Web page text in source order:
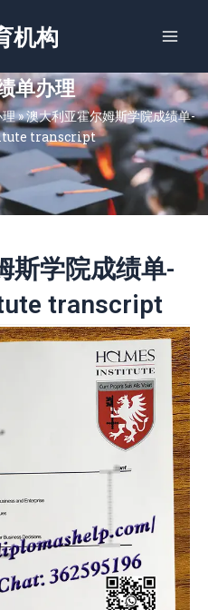
机构
单办理
»澳大利亚霍尔姆斯学院成绩单-
transcript
斯学院成绩单-
transcript